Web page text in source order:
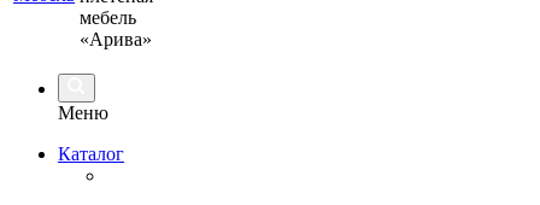
мебель
«Арива»
Меню
Каталог